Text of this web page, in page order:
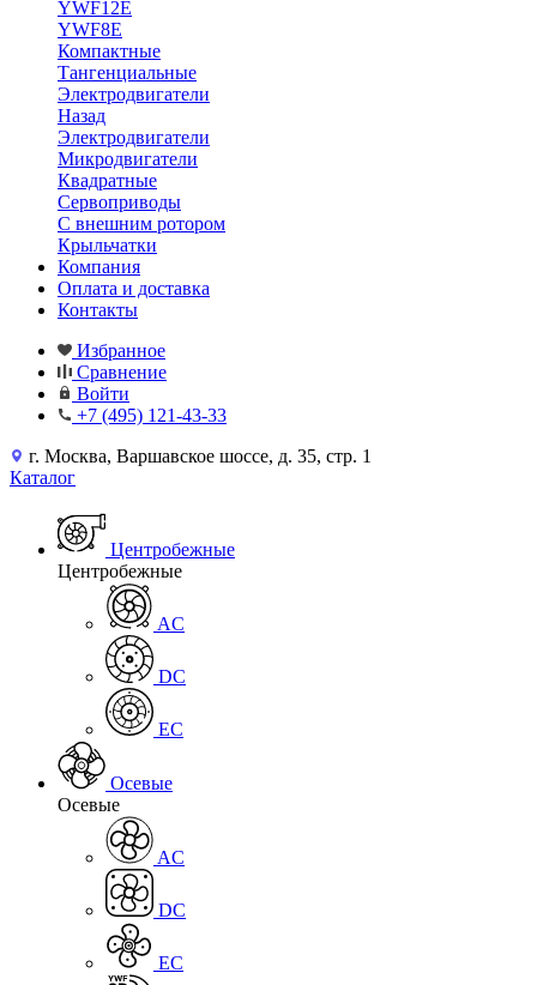
YWF12E
YWF8E
Компактные
Тангенциальные
Электродвигатели
Назад
Электродвигатели
Микродвигатели
Квадратные
Сервоприводы
С внешним ротором
Крыльчатки
Компания
Оплата и доставка
Контакты
Избранное
Сравнение
Войти
+7 (495) 121-43-33
г. Москва, Варшавское шоссе, д. 35, стр. 1
Каталог
Центробежные
Центробежные
AC
DC
EC
Осевые
Осевые
AC
DC
EC